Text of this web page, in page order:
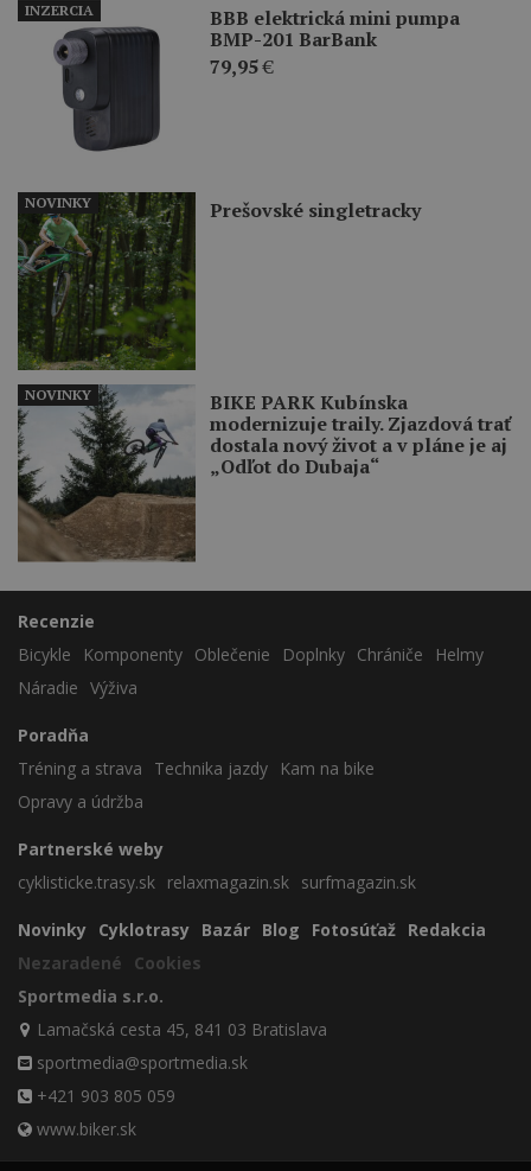
BBB elektrická mini pumpa
BMP-201 BarBank
79,95€
INZERCIA
Prešovské singletracky
NOVINKY
BIKE PARK Kubínska
modernizuje traily. Zjazdová trať
dostala nový život a v pláne je aj
„Odľot do Dubaja“
NOVINKY
Recenzie
Bicykle
Komponenty Oblečenie Doplnky Chrániče
Helmy
Náradie Výživa
Poradňa
Tréning a strava
Technika jazdy
Kam na bike
Opravy a údržba
Partnerské weby
cyklisticke.trasy.sk relaxmagazin.sk surfmagazin.sk
Novinky Cyklotrasy Bazár Blog Fotosúťaž Redakcia
Nezaradené
Cookies
Sportmedia s.r.o.
Lamačská cesta 45, 841 03 Bratislava
sportmedia@sportmedia.sk
+421 903 805 059
www.biker.sk